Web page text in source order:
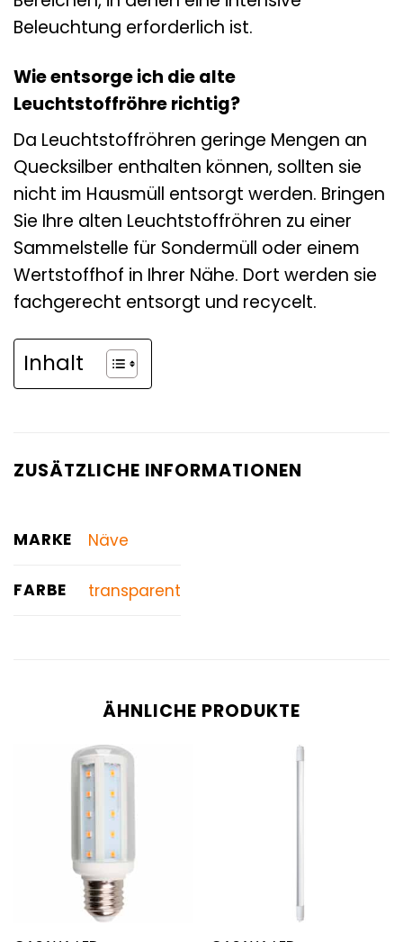
Beleuchtung erforderlich ist.
Wie entsorge ich die alte
Leuchtstoffröhre richtig?
Da Leuchtstoffröhren geringe Mengen an
Quecksilber enthalten können, sollten sie
nicht im Hausmüll entsorgt werden. Bringen
Sie Ihre alten Leuchtstoffröhren zu einer
Sammelstelle für Sondermüll oder einem
Wertstoffhof in Ihrer Nähe. Dort werden sie
fachgerecht entsorgt und recycelt.
Inhalt
ZUSÄTZLICHE INFORMATIONEN
MARKE Näve
FARBE transparent
ÄHNLICHE PRODUKTE